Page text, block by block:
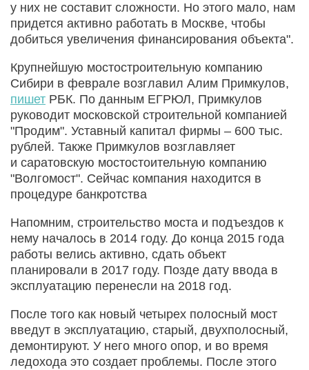
у них не составит сложности. Но этого мало, нам
придется активно работать в Москве, чтобы
добиться увеличения финансирования объекта".
Крупнейшую мостостроительную компанию
Сибири в феврале возглавил Алим Примкулов,
пишет РБК. По данным ЕГРЮЛ, Примкулов
руководит московской строительной компанией
"Продим". Уставный капитал фирмы – 600 тыс.
рублей. Также Примкулов возглавляет
и саратовскую мостостоительную компанию
"Волгомост". Сейчас компания находится в
процедуре банкротства
Напомним, строительство моста и подъездов к
нему началось в 2014 году. До конца 2015 года
работы велись активно, сдать объект
планировали в 2017 году. Позде дату ввода в
эксплуатацию перенесли на 2018 год.
После того как новый четырех полосный мост
введут в эксплуатацию, старый, двухполосный,
демонтируют. У него много опор, и во время
ледохода это создает проблемы. После этого